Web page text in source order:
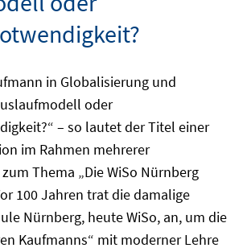
in Globalisierung und
oder
– so lautet der Titel einer
im Rahmen mehrerer
Thema „Die WiSo Nürnberg
100 Jahren trat die damalige
Nürnberg, heute WiSo, an, um die
Kaufmanns“ mit moderner Lehre